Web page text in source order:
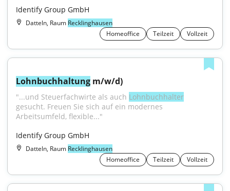
Identify Group GmbH
Datteln, Raum Recklinghausen
Homeoffice
Teilzeit Vollzeit
Lohnbuchhaltung m/w/d)
"...und Steuerfachwirte als auch Lohnbuchhalter
gesucht. Freuen Sie sich auf ein modernes
Arbeitsumfeld, flexible..."
Identify Group GmbH
Datteln, Raum Recklinghausen
Homeoffice
Teilzeit Vollzeit